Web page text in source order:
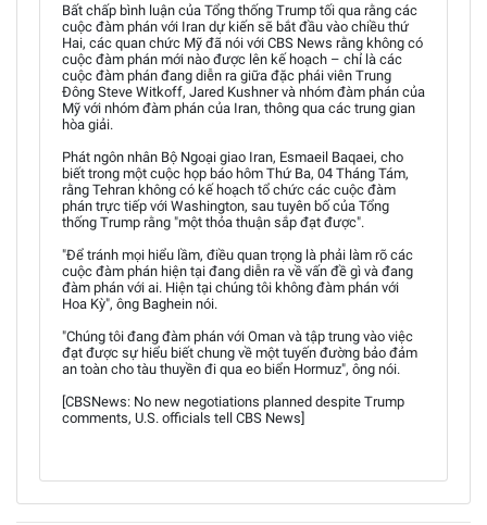
Bất chấp bình luận của Tổng thống Trump tối qua rằng các
cuộc đàm phán với Iran dự kiến sẽ bắt đầu vào chiều thứ
Hai, các quan chức Mỹ đã nói với CBS News rằng không có
cuộc đàm phán mới nào được lên kế hoạch – chỉ là các
cuộc đàm phán đang diễn ra giữa đặc phái viên Trung
Đông Steve Witkoff, Jared Kushner và nhóm đàm phán của
Mỹ với nhóm đàm phán của Iran, thông qua các trung gian
hòa giải.
Phát ngôn nhân Bộ Ngoại giao Iran, Esmaeil Baqaei, cho
biết trong một cuộc họp báo hôm Thứ Ba, 04 Tháng Tám,
rằng Tehran không có kế hoạch tổ chức các cuộc đàm
phán trực tiếp với Washington, sau tuyên bố của Tổng
thống Trump rằng "một thỏa thuận sắp đạt được".
"Để tránh mọi hiểu lầm, điều quan trọng là phải làm rõ các
cuộc đàm phán hiện tại đang diễn ra về vấn đề gì và đang
đàm phán với ai. Hiện tại chúng tôi không đàm phán với
Hoa Kỳ", ông Baghein nói.
"Chúng tôi đang đàm phán với Oman và tập trung vào việc
đạt được sự hiểu biết chung về một tuyến đường bảo đảm
an toàn cho tàu thuyền đi qua eo biển Hormuz", ông nói.
[CBSNews: No new negotiations planned despite Trump
comments, U.S. officials tell CBS News]